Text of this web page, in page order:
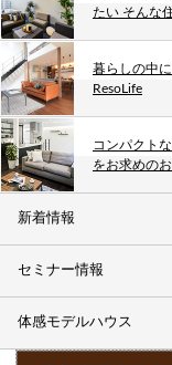
たい そんな
暮らしの中
ResoLife
コンパクト
をお求めの
新着情報
セミナー情報
体感モデルハウス